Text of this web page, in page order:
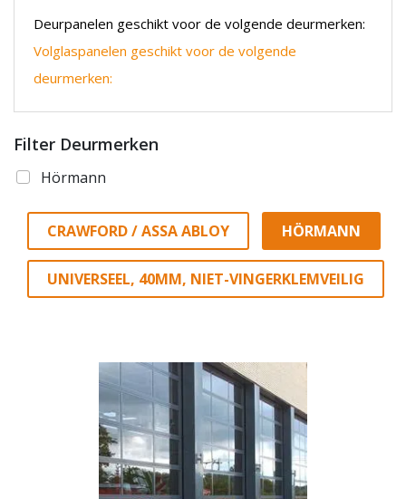
Deurpanelen geschikt voor de volgende deurmerken:
Volglaspanelen geschikt voor de volgende
deurmerken:
Filter Deurmerken
Hörmann
CRAWFORD / ASSA ABLOY HÖRMANN
UNIVERSEEL, 40MM, NIET-VINGERKLEMVEILIG